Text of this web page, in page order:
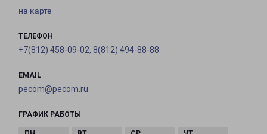
на карте
ТЕЛЕФОН
+7(812) 458-09-02, 8(812) 494-88-88
EMAIL
pecom@pecom.ru
ГРАФИК РАБОТЫ